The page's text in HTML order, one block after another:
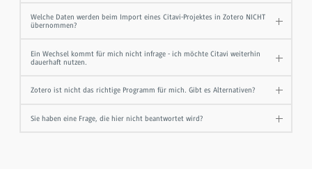
Welche Daten werden beim Import eines Citavi-Projektes in Zotero NICHT
übernommen?
Ein Wechsel kommt für mich nicht infrage - ich möchte Citavi weiterhin
dauerhaft nutzen.
Zotero ist nicht das richtige Programm für mich. Gibt es Alternativen?
Sie haben eine Frage, die hier nicht beantwortet wird?